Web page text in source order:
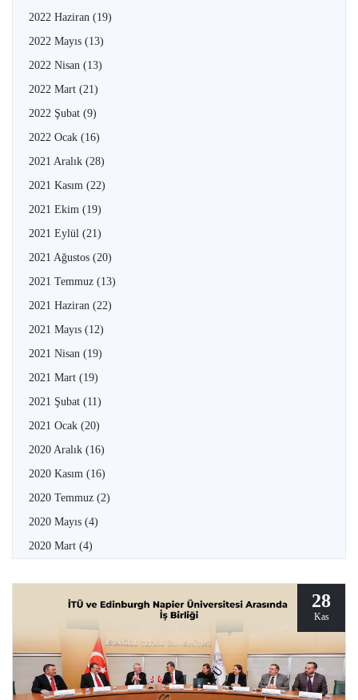
2022 Haziran (19)
2022 Mayıs (13)
2022 Nisan (13)
2022 Mart (21)
2022 Şubat (9)
2022 Ocak (16)
2021 Aralık (28)
2021 Kasım (22)
2021 Ekim (19)
2021 Eylül (21)
2021 Ağustos (20)
2021 Temmuz (13)
2021 Haziran (22)
2021 Mayıs (12)
2021 Nisan (19)
2021 Mart (19)
2021 Şubat (11)
2021 Ocak (20)
2020 Aralık (16)
2020 Kasım (16)
2020 Temmuz (2)
2020 Mayıs (4)
2020 Mart (4)
28
Kas